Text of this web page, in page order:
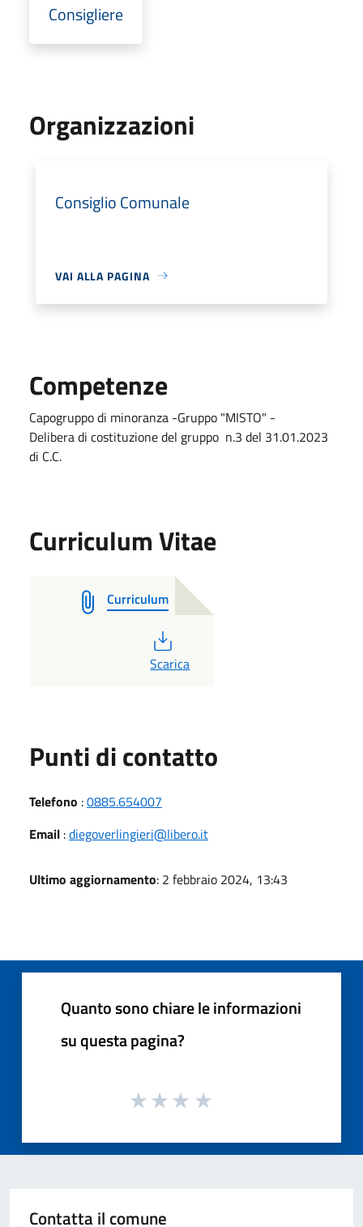
Consigliere
Organizzazioni
Consiglio Comunale
VAI ALLA PAGINA
Competenze
Capogruppo di minoranza -Gruppo "MISTO" -
Delibera di costituzione del gruppo n.3 del 31.01.2023
di C.C.
Curriculum Vitae
Curriculum
PDF
Scarica
Punti di contatto
Telefono :0885.654007
Email :diegoverlingieri@libero.it
Ultimo aggiornamento: 2 febbraio 2024, 13:43
Quanto sono chiare le informazioni
su questa pagina?
Contatta il comune